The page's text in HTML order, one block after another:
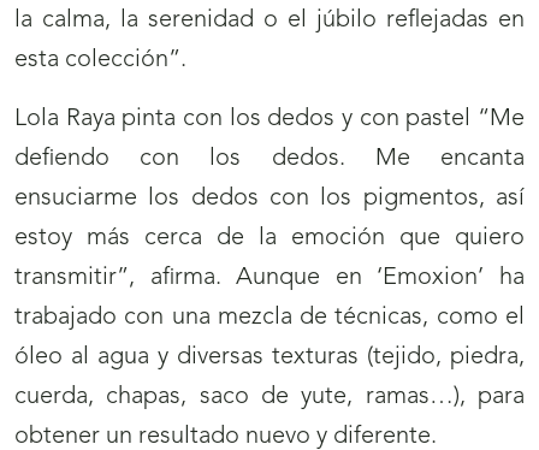
la calma, la serenidad o el júbilo reflejadas en
esta colección”.
Lola Raya pinta con los dedos y con pastel “Me
defiendo con los dedos. Me encanta
ensuciarme los dedos con los pigmentos, así
estoy más cerca de la emoción que quiero
transmitir”, afirma. Aunque en ‘Emoxion’ ha
trabajado con una mezcla de técnicas, como el
óleo al agua y diversas texturas (tejido, piedra,
cuerda, chapas, saco de yute, ramas…), para
obtener un resultado nuevo y diferente.